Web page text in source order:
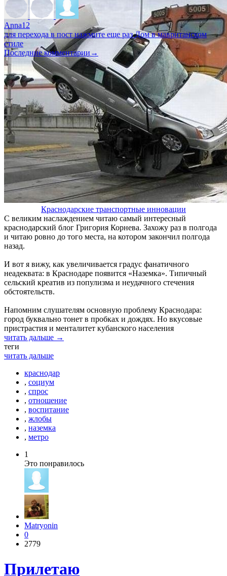
Краснодарские транспортные инновации
С великим наслаждением читаю самый интересный
краснодарский блог Григория Корнева. Захожу раз в полгода
и читаю ровно до того места, на котором закончил полгода
назад.
И вот я вижу, как увеличивается градус фанатичного
неадеквата: в Краснодаре появится «Наземка». Типичный
сельский креатив из популизма и неудачного стечения
обстоятельств.
Напомним слушателям основную проблему Краснодара:
город буквально тонет в пробках и дождях. Но вкусовые
пристрастия и менталитет кубанского населения
читать дальше →
теги
читать дальше
краснодар
, социум
, спрос
, отношение
, воспитание
, жлобы
, наземка
, метро
1
Это понравилось
Matryonin
0
2779
Прилетаю
Anna12
для перехода в пост нажмите еще раз Дом в мавританском
стиле
Последние комментарии→